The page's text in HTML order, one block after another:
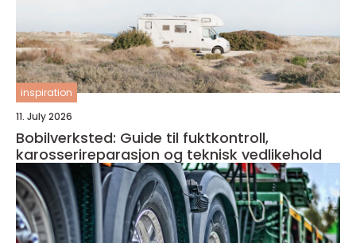
inspiration
11. July 2026
Bobilverksted: Guide til fuktkontroll,
karosserireparasjon og teknisk vedlikehold